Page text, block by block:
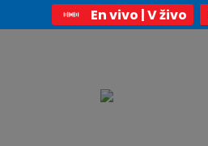
En vivo | V živo